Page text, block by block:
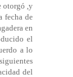
otorgó ,y
fecha de
en
el
a lo
del